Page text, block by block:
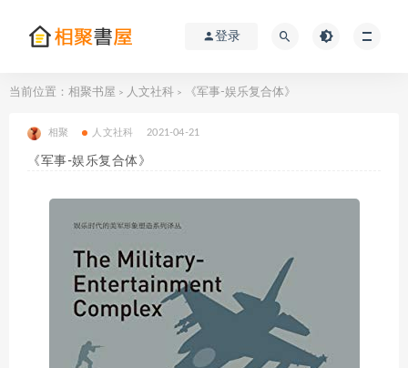
登录
当前位置： 相聚书屋 > 人文社科 > 《军事-娱乐复合体》
相聚 人文社科 2021-04-21
《军事-娱乐复合体》